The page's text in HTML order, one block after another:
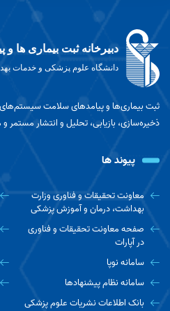
دبیرخانه ثبت بیماری ها
دانشگاه علوم پزشکی و خدمات
ثبت بیماری‌ها و پیامدهای سلامت سیستم‌های
ذخیره‌سازی، بازیابی، تحلیل و انتشار مستمر
پیوند ها
معاونت تحقیقات و فناوری وزارت
بهداشت، درمان و آموزش پزشکی
صفحه معاونت تحقیقات و فناوری
در آپارات
سامانه نوپا
سامانه نظام پیشنهادها
بانک اطلاعات نشریات علوم پزشکی